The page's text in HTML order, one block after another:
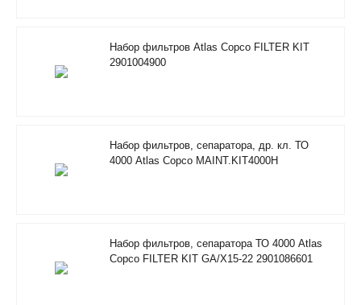
Набор фильтров Atlas Copco FILTER KIT
2901004900
Набор фильтров, сепаратора, др. кл. ТО
4000 Atlas Copco MAINT.KIT4000H
Набор фильтров, сепаратора ТО 4000 Atlas
Copco FILTER KIT GA/X15-22 2901086601